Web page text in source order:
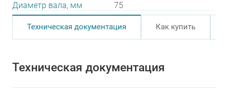
Диаметр вала, мм
75
Техническая документация Как купить
Техническая документация